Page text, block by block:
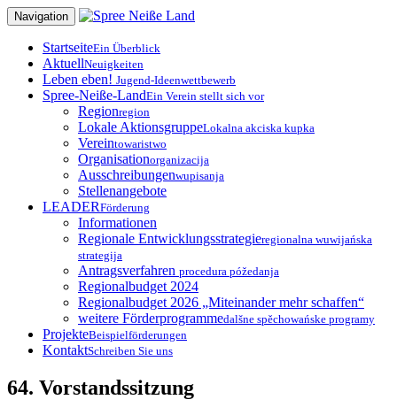
Zum
Inhalt
springen
Navigation
StartseiteEin Überblick
AktuellNeuigkeiten
Leben eben! Jugend-Ideenwettbewerb
Spree-Neiße-LandEin Verein stellt sich vor
Regionregion
Lokale AktionsgruppeLokalna akciska kupka
Vereintowaristwo
Organisationorganizacija
Ausschreibungenwupisanja
Stellenangebote
LEADERFörderung
Informationen
Regionale Entwicklungsstrategieregionalna wuwijańska
strategija
Antragsverfahren procedura póžedanja
Regionalbudget 2024
Regionalbudget 2026 „Miteinander mehr schaffen“
weitere Förderprogrammedalšne spěchowańske programy
ProjekteBeispielförderungen
KontaktSchreiben Sie uns
64. Vorstandssitzung